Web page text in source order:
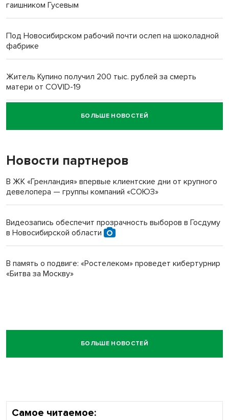
гаишником Гусевым
Под Новосибирском рабочий почти ослеп на шоколадной
фабрике
Житель Купино получил 200 тыс. рублей за смерть
матери от COVID-19
Новосибирский суд наказал водителя за смерть
пенсионерки на вокзале
БОЛЬШЕ НОВОСТЕЙ
Новости партнеров
В ЖК «Гренландия» впервые клиентские дни от крупного
девелопера — группы компаний «СОЮЗ»
Видеозапись обеспечит прозрачность выборов в Госдуму
в Новосибирской области
В память о подвиге: «Ростелеком» проведет кибертурнир
«Битва за Москву»
БОЛЬШЕ НОВОСТЕЙ
Самое читаемое: